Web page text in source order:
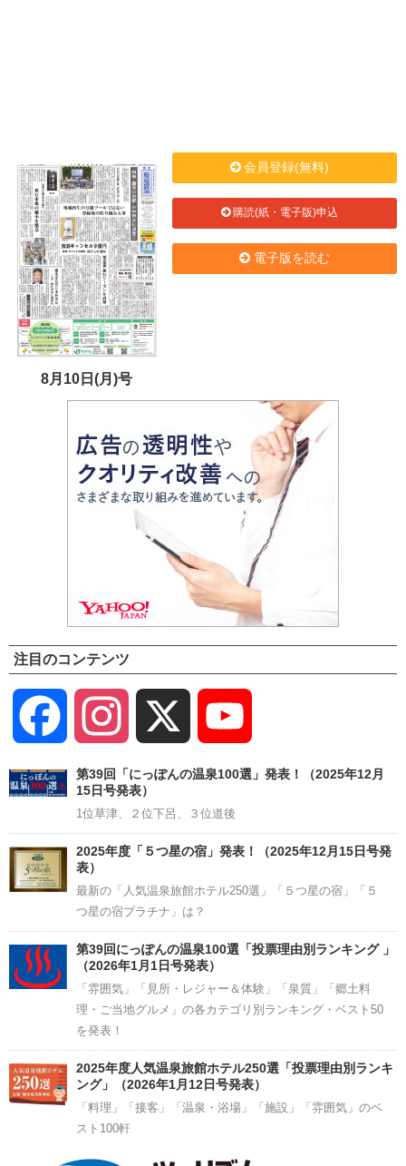
8月10日(月)号
会員登録(無料)
購読(紙・電子版)申込
電子版を読む
注目のコンテンツ
Facebook Instagram
Channel
第39回「にっぽんの温泉100選」発表！（2025年12月
15日号発表）
1位草津、２位下呂、３位道後
2025年度「５つ星の宿」発表！（2025年12月15日号発
表）
最新の「人気温泉旅館ホテル250選」「５つ星の宿」「５
つ星の宿プラチナ」は？
第39回にっぽんの温泉100選「投票理由別ランキング 」
（2026年1月1日号発表）
「雰囲気」「見所・レジャー＆体験」「泉質」「郷土料
理・ご当地グルメ」の各カテゴリ別ランキング・ベスト50
を発表！
2025年度人気温泉旅館ホテル250選「投票理由別ランキ
ング」（2026年1月12日号発表）
「料理」「接客」「温泉・浴場」「施設」「雰囲気」のベ
スト100軒